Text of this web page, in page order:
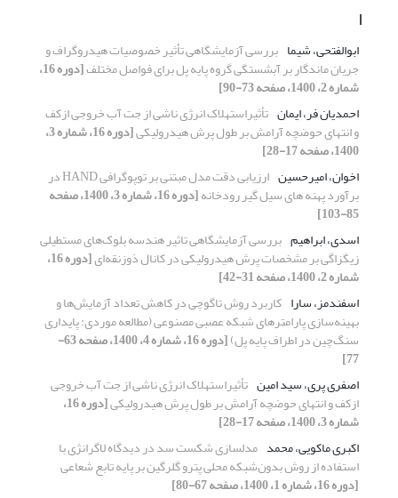
ا
ابوالفتحی، شیما بررسی آزمایشگاهی تأثیر خصوصیات هیدروگراف و
جریان ماندگار بر آبشستگی گروه پایه پل برای فواصل مختلف [دوره 16،
شماره 2، 1400، صفحه 73-90]
احمدیان فر، ایمان تأثیراستهلاک انرژی ناشی از جت آب خروجی ازکف
و انتهای حوضچه آرامش بر طول پرش هیدرولیکی [دوره 16، شماره 3،
1400، صفحه 17-28]
اخوان، امیرحسین
ارزیابی دقت مدل مبتنی بر توپوگرافی HAND در
برآورد پهنه های سیل گیر رودخانه [دوره 16، شماره 3، 1400، صفحه
85-103]
اسدی، ابراهیم بررسی آزمایشگاهی تاثیر هندسه بلوک‌های مستطیلی
زیگزاگی بر مشخصات پرش هیدرولیکی در کانال ذوزنقه‌ای [دوره 16،
شماره 2، 1400، صفحه 31-42]
اسفندمز، سارا کاربرد روش تاگوچی در کاهش تعداد آزمایش‌ها و
بهینه‌سازی پارامتر‌‌های شبکه عصبی مصنوعی (مطالعه موردی: پایداری
سنگ‌چین در اطراف پایه‌‌ پل) [دوره 16، شماره 4، 1400، صفحه 63-
77]
اصفری پری، سید امین تأثیراستهلاک انرژی ناشی از جت آب خروجی
ازکف و انتهای حوضچه آرامش بر طول پرش هیدرولیکی [دوره 16،
شماره 3، 1400، صفحه 17-28]
اکبری ماکویی، محمد مدل‏سازی شکست سد در دیدگاه لاگرانژی با
استفاده از روش بدون‌شبکه محلی پترو گلرگین بر پایه تابع شعاعی
[دوره 16، شماره 1، 1400، صفحه 67-80]